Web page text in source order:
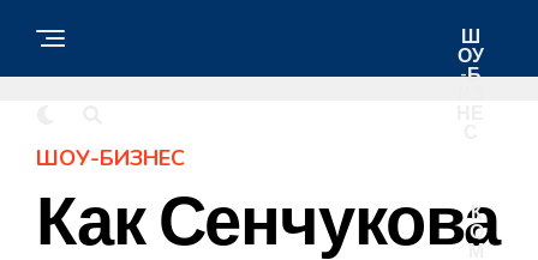
Ш
ОУ
-Б
К
О
М
ШОУ-БИЗНЕС
Как Сенчукова